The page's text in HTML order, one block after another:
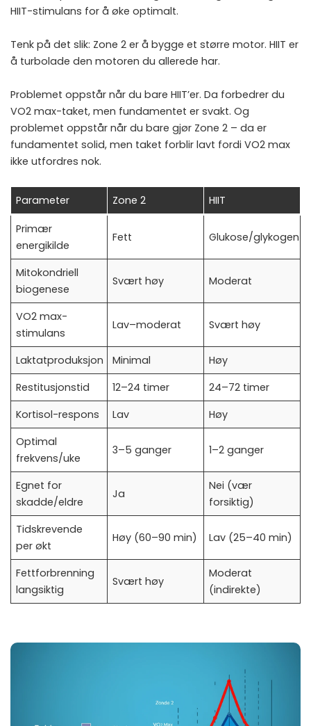
HIIT-stimulans for å øke optimalt.
Tenk på det slik: Zone 2 er å bygge et større motor. HIIT er
å turbolade den motoren du allerede har.
Problemet oppstår når du bare HIIT’er. Da forbedrer du
VO2 max-taket, men fundamentet er svakt. Og
problemet oppstår når du bare gjør Zone 2 – da er
fundamentet solid, men taket forblir lavt fordi VO2 max
ikke utfordres nok.
Parameter Zone 2 HIIT
Primær
energikilde
Fett Glukose/glykogen
Mitokondriell
biogenese
Svært høy Moderat
VO2 max-
stimulans
Lav–moderat Svært høy
Laktatproduksjon Minimal
Høy
Restitusjonstid
12–24 timer
24–72 timer
Kortisol-respons
Lav
Høy
Optimal
frekvens/uke
3–5 ganger 1–2 ganger
Egnet for
skadde/eldre
Ja
Nei (vær
forsiktig)
Tidskrevende
per økt
Høy (60–90 min) Lav (25–40 min)
Fettforbrenning
langsiktig
Svært høy
Moderat
(indirekte)